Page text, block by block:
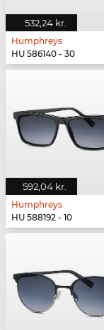
532,24 kr.
Humphreys
HU 586140 - 30
592,04 kr.
Humphreys
HU 588192 - 10